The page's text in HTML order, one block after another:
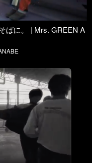
ばに。 | Mrs. GREEN A